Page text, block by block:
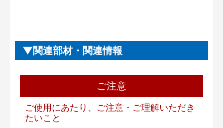
関連部材・関連情報
ご注意
ご使用にあたり、ご注意・ご理解いただき
たいこと